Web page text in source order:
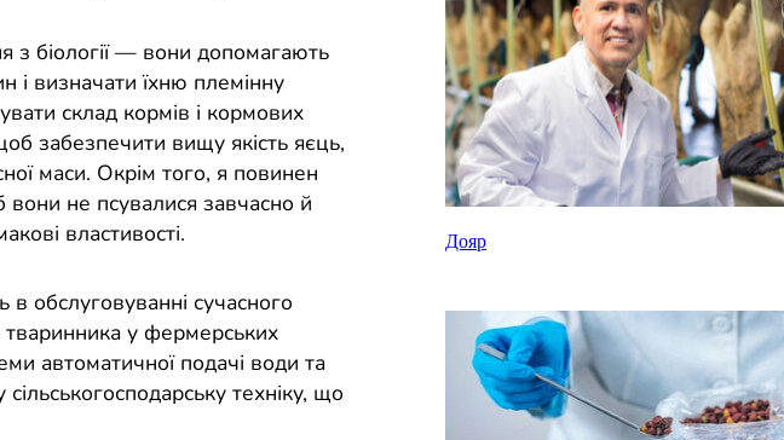
з біології — вони допомагають
і визначати їхню племінну
склад кормів і кормових
забезпечити вищу якість яєць,
маси. Окрім того, я повинен
не псувалися завчасно й
властивості.
в обслуговуванні сучасного
у фермерських
автоматичної подачі води та
техніку, що
Дояр